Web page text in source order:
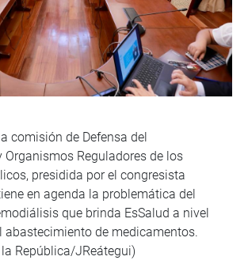
comisión de Defensa del
Organismos Reguladores de los
presidida por el congresista
en agenda la problemática del
que brinda EsSalud a nivel
abastecimiento de medicamentos.
República/JReátegui)